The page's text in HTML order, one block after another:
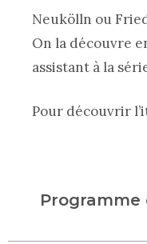
Neukölln ou
On la découvre
assistant à la
Pour découvrir
Programme